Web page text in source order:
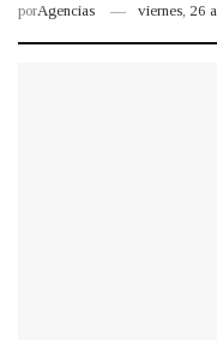
porAgencias viernes, 26